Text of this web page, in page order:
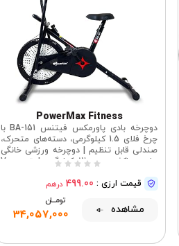
PowerMax Fitness
دوچرخه بادی پاورمکس فیتنس BA-151 با
چرخ فلای 1.5 کیلوگرمی، دسته‌های متحرک،
صندلی قابل تنظیم | دوچرخه ورزشی خانگی
برای حداکثر وزن 120 کیلوگرم | تسمه V
قیمت ارزی : 499.00 درهم
تومــــــان
34,057,000 مشاهده